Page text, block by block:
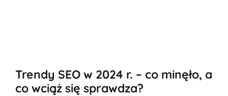
Trendy SEO w 2024 r. – co minęło, a
co wciąż się sprawdza?